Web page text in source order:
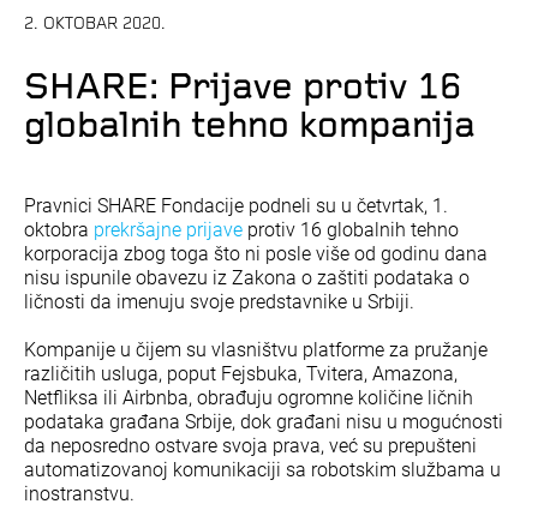
2. OKTOBAR 2020.
SHARE: Prijave protiv 16
globalnih tehno kompanija
Pravnici SHARE Fondacije podneli su u četvrtak, 1.
oktobra prekršajne prijave protiv 16 globalnih tehno
korporacija zbog toga što ni posle više od godinu dana
nisu ispunile obavezu iz Zakona o zaštiti podataka o
ličnosti da imenuju svoje predstavnike u Srbiji.
Kompanije u čijem su vlasništvu platforme za pružanje
različitih usluga, poput Fejsbuka, Tvitera, Amazona,
Netfliksa ili Airbnba, obrađuju ogromne količine ličnih
podataka građana Srbije, dok građani nisu u mogućnosti
da neposredno ostvare svoja prava, već su prepušteni
automatizovanoj komunikaciji sa robotskim službama u
inostranstvu.